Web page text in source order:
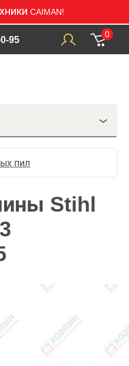
CAIMAN!
95
0
пил
Stihl